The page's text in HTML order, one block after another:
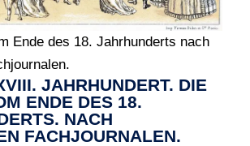
Ende des 18. Jahrhunderts nach
JAHRHUNDERT. DIE
ENDE DES 18.
NACH
FACHJOURNALEN.